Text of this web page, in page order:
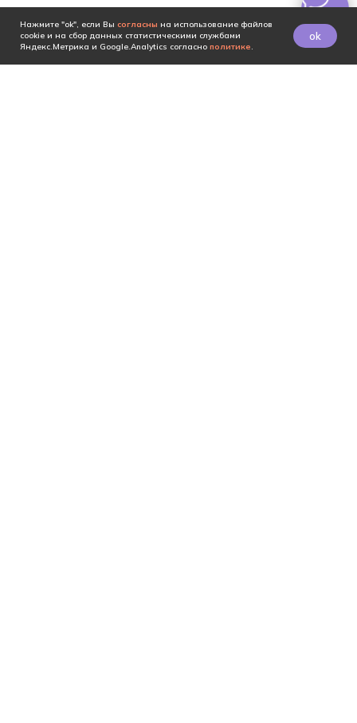
Нажмите "ok", если Вы согласны на использование файлов
cookie и на сбор данных статистическими службами
Яндекс.Метрика и Google.Analytics согласно политике.
ok